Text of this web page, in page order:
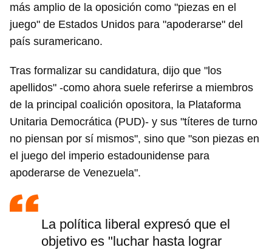
más amplio de la oposición como "piezas en el
juego" de Estados Unidos para "apoderarse" del
país suramericano.
Tras formalizar su candidatura, dijo que "los
apellidos" -como ahora suele referirse a miembros
de la principal coalición opositora, la Plataforma
Unitaria Democrática (PUD)- y sus "títeres de turno
no piensan por sí mismos", sino que "son piezas en
el juego del imperio estadounidense para
apoderarse de Venezuela".
La política liberal expresó que el
objetivo es "luchar hasta lograr